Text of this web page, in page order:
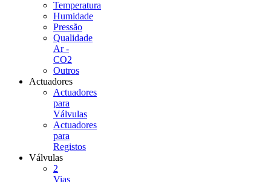
Temperatura
Humidade
Pressão
Qualidade
Ar -
CO2
Outros
Actuadores
Actuadores
para
Válvulas
Actuadores
para
Registos
Válvulas
2
Vias